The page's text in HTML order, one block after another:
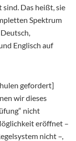
Das heißt, sie
Spektrum
Englisch auf
gefordert]
wir dieses
nicht
eröffnet –
nicht –,